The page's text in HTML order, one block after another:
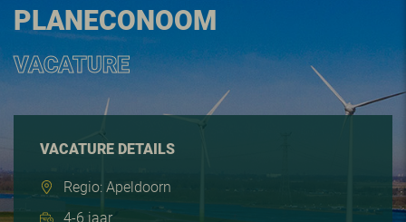
PLANECONOOM
VACATURE
VACATURE DETAILS
Regio: Apeldoorn
4-6 jaar